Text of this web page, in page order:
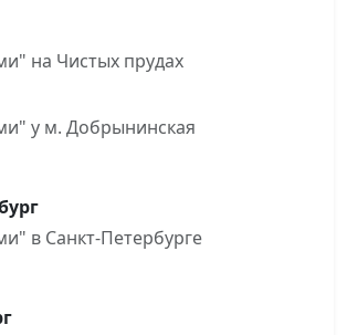
на Чистыx прудах
у м. Добрынинская
в Санкт-Петербурге